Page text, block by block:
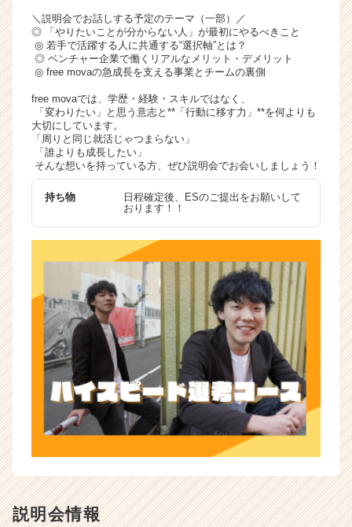
＼説明会でお話しする予定のテーマ（一部）／
◎ 「やりたいことが分からない人」が最初にやるべきこと
◎ 若手で活躍する人に共通する“選択軸”とは？
◎ ベンチャー企業で働くリアルなメリット・デメリット
◎ free movaの急成長を支える事業とチームの裏側
free movaでは、学歴・経験・スキルではなく、
「変わりたい」と思う意志と**「行動に移す力」**を何よりも
大切にしています。
「周りと同じ就活じゃつまらない」
「誰よりも成長したい」
そんな想いを持っている方、ぜひ説明会でお会いしましょう！
持ち物
日程確定後、ESのご提出をお願いして
おります！！
説明会情報